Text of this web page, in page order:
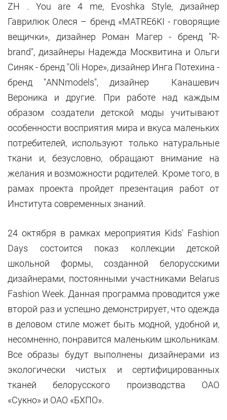
ZH . You are 4 me, Evoshka Style, дизайнер
Гаврилюк Олеся – бренд «MATRE6KI - говорящие
вещички», дизайнер Роман Магер - бренд "R-
brand", дизайнеры Надежда Москвитина и Ольги
Синяк - бренд "Oli Hope», дизайнер Инга Потехина -
бренд "ANNmodels", дизайнер Канашевич
Вероника и другие. При работе над каждым
образом создатели детской моды учитывают
особенности восприятия мира и вкуса маленьких
потребителей, используют только натуральные
ткани и, безусловно, обращают внимание на
желания и возможности родителей. Кроме того, в
рамах проекта пройдет презентация работ от
Института современных знаний.
24 октября в рамках мероприятия Kids' Fashion
Days состоится показ коллекции детской
школьной формы, созданной белорусскими
дизайнерами, постоянными участниками Belarus
Fashion Week. Данная программа проводится уже
второй раз и успешно демонстрирует, что одежда
в деловом стиле может быть модной, удобной и,
несомненно, понравится маленьким школьникам.
Все образы будут выполнены дизайнерами из
экологически чистых и сертифицированных
тканей белорусского производства ОАО
«Сукно» и ОАО «БХПО».